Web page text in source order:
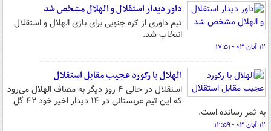
داور دیدار استقلال و الهلال مشخص شد
تیم داوری از کره جنوبی برای بازی الهلال و استقلال
انتخاب شد.
۱۲ آبان ۰۳ - ۱۷:۵۱
الهلال با رکورد عجیب مقابل استقلال
استقلال در حالی ۴ روز دیگر به مصاف الهلال می‌رود
که این تیم عربستانی در ۱۴ دیدار اخیر خود ۴۲ گل
به ثمر رسانده است.
۱۲ آبان ۰۳ - ۱۲:۵۹